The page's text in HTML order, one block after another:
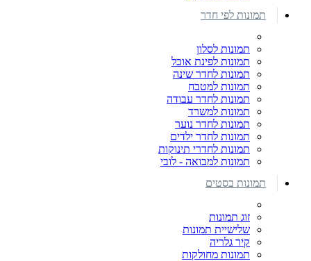
תמונות לפי חדר
תמונות לסלון
תמונות לפינת אוכל
תמונות לחדר שינה
תמונות למטבח
תמונות לחדר עבודה
תמונות למשרד
תמונות לחדר נוער
תמונות לחדר ילדים
תמונות לחדרי תינוקות
תמונות למבואה - לובי
תמונות בסטים
זוג תמונות
שלישיית תמונות
קיר גלריה
תמונות מחולקות